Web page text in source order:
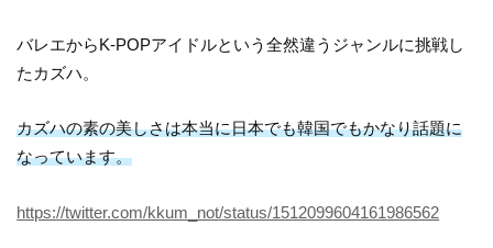
バレエからK-POPアイドルという全然違うジャンルに挑戦し
たカズハ。
カズハの素の美しさは本当に日本でも韓国でもかなり話題に
なっています。
https://twitter.com/kkum_not/status/1512099604161986562